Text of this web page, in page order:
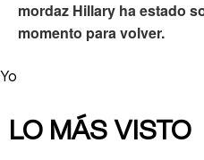
mordaz Hillary ha estado
momento para volver.
Yo
LO MÁS VISTO